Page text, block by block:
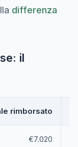
differenza
il
rimborsato
€7.020